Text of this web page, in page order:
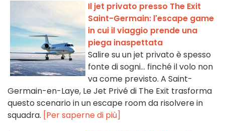
Il jet privato presso The Exit
Saint-Germain: l'escape game
in cui il viaggio prende una
piega inaspettata
Salire su un jet privato è spesso
fonte di sogni... finché il volo non
va come previsto. A Saint-
Germain-en-Laye, Le Jet Privé di The Exit trasforma
questo scenario in un escape room da risolvere in
squadra. [Per saperne di più]